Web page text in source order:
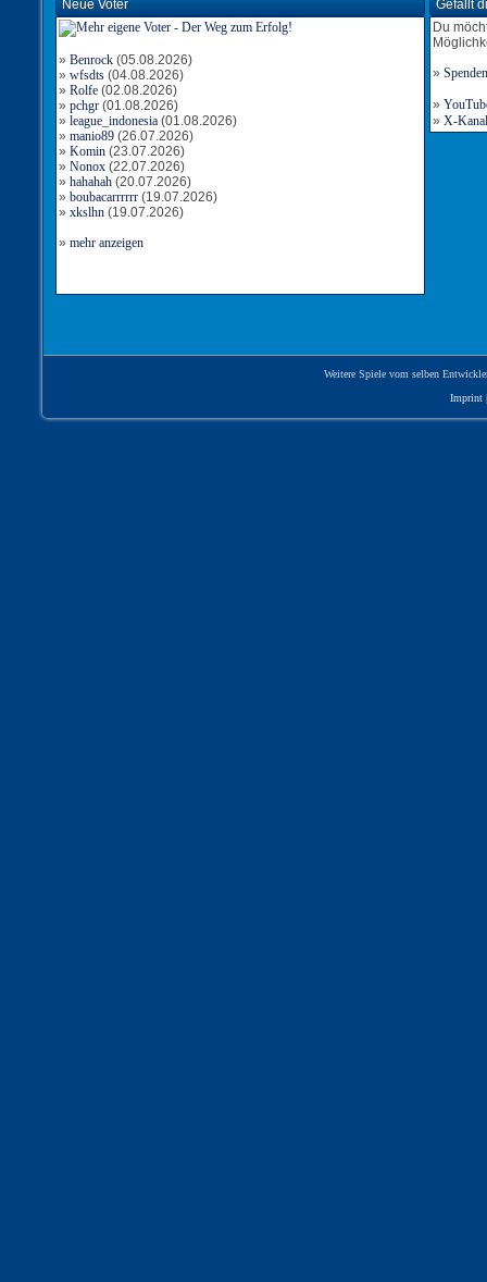
Neue Voter
» Benrock (05.08.2026)
» wfsdts (04.08.2026)
» Rolfe (02.08.2026)
» pchgr (01.08.2026)
» league_indonesia (01.08.2026)
» manio89 (26.07.2026)
» Komin (23.07.2026)
» Nonox (22.07.2026)
» hahahah (20.07.2026)
» boubacarrrrrr (19.07.2026)
» xkslhn (19.07.2026)
» mehr anzeigen
Gefällt
Du
» Spenden
»
» X-
Weitere Spiele vom selben
Imprint